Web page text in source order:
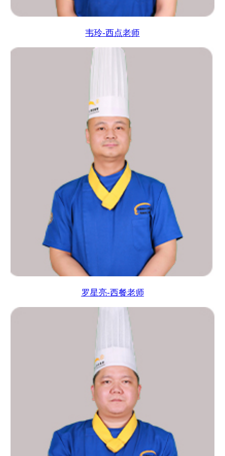
韦玲-西点老师
罗星亮-西餐老师